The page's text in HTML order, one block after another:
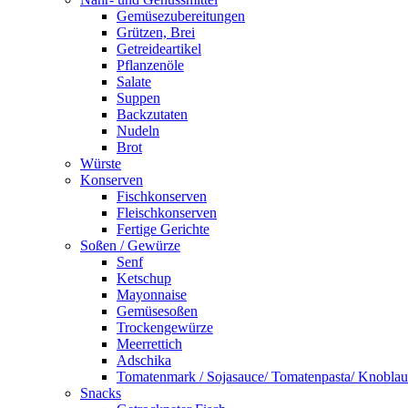
Gemüsezubereitungen
Grützen, Brei
Getreideartikel
Pflanzenöle
Salate
Suppen
Backzutaten
Nudeln
Brot
Würste
Konserven
Fischkonserven
Fleischkonserven
Fertige Gerichte
Soßen / Gewürze
Senf
Ketschup
Mayonnaise
Gemüsesoßen
Trockengewürze
Meerrettich
Adschika
Tomatenmark / Sojasauce/ Tomatenpasta/
Snacks